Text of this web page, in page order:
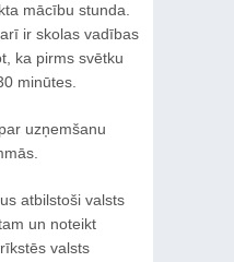
mācību stunda.
ir skolas vadības
ka pirms svētku
minūtes.
uzņemšanu
atbilstoši valsts
un noteikt
valsts